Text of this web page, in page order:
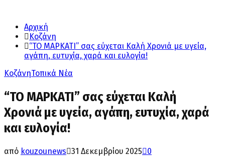
Αρχική
Κοζάνη
“TO ΜΑΡΚΑΤΙ” σας εύχεται Καλή Χρονιά με υγεία,
αγάπη, ευτυχία, χαρά και ευλογία!
ΚοζάνηΤοπικά Νέα
“TO ΜΑΡΚΑΤΙ” σας εύχεται Καλή
Χρονιά με υγεία, αγάπη, ευτυχία, χαρά
και ευλογία!
από kouzounews 31 Δεκεμβρίου 2025 0